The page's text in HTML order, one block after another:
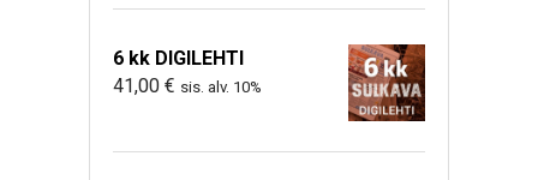
6 kk DIGILEHTI
41,00 € sis. alv. 10%